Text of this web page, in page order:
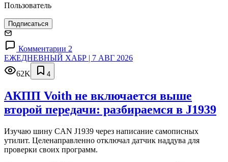
Пользователь
Подписаться
Комментарии 2
ЕЖЕДНЕВНЫЙ ХАБР | 7 АВГ 2026
62K
4
АКПП Voith не включается выше
второй передачи: разбираемся в J1939
Изучаю шину CAN J1939 через написание самописных
утилит. Целенаправленно отключал датчик наддува для
проверки своих программ.